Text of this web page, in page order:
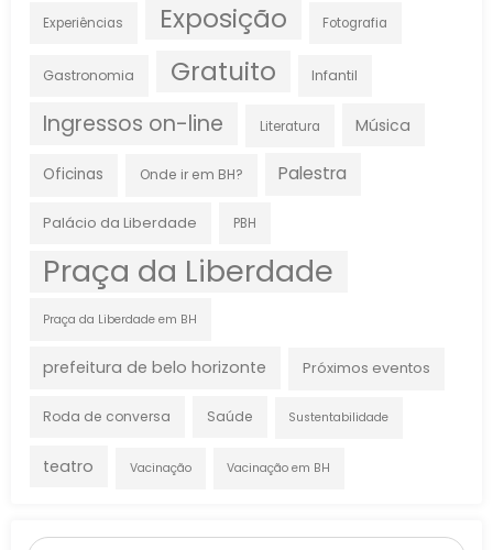
Experiências Exposição Fotografia
Gastronomia Gratuito Infantil
Ingressos on-line Literatura Música
Oficinas Onde ir em BH? Palestra
Palácio da Liberdade PBH
Praça da Liberdade
Praça da Liberdade em BH
prefeitura de belo horizonte Próximos eventos
Roda de conversa Saúde Sustentabilidade
teatro Vacinação Vacinação em BH